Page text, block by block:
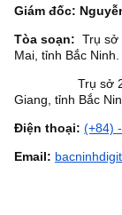
Giám đốc:
Tòa soạn: Trụ sở
Mai, tỉnh Bắc Ninh.
Trụ sở 2: số
Giang, tỉnh Bắc
Điện thoại: (+84)
Email: